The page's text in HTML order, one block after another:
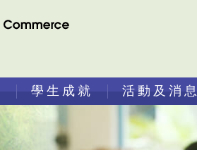
學生成就 活動及消息